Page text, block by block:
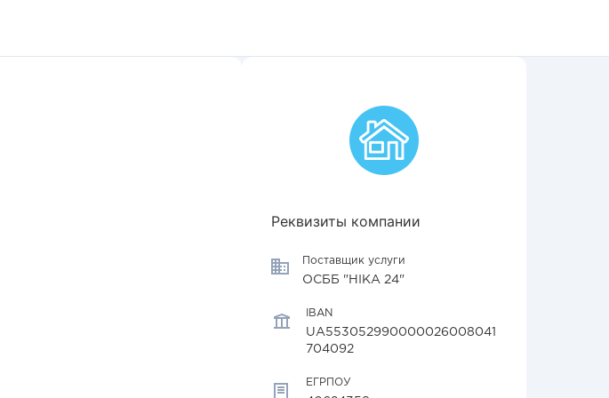
Реквизиты компании
Поставщик услуги
ОСББ "НІКА 24"
IBAN
UA553052990000026008041
704092
ЕГРПОУ